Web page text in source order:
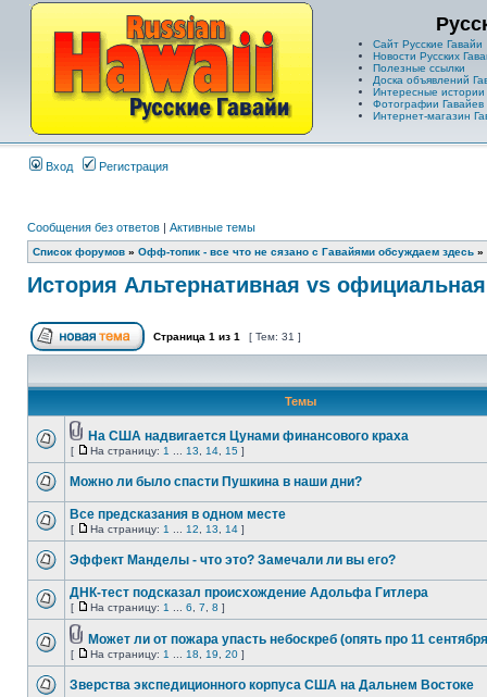
Сайт Русские Гавайи
Новости Русских
Полезные ссылки
Доска объявлений
Интересные истории
Фотографии Гавайев
Интернет-магазин
Вход Регистрация
Сообщения без ответов | Активные темы
Список форумов » Офф-топик - все что не сязано с Гавайями обсуждаем здесь »
История Альтернативная vs официальная
Страница 1 из 1 [ Тем: 31 ]
Темы
На США надвигается Цунами финансового краха
[ На страницу: 1 13 14 15 ]
Можно ли было спасти Пушкина в наши дни?
Все предсказания в одном месте
[ На страницу: 1 12 13 14 ]
Эффект Манделы - что это? Замечали ли вы его?
ДНК-тест подсказал происхождение Адольфа Гитлера
[ На страницу: 1 6 7 8 ]
Может ли от пожара упасть небоскреб (опять про 11
[ На страницу: 1 18 19 20 ]
Зверства экспедиционного корпуса США на Дальнем Востоке